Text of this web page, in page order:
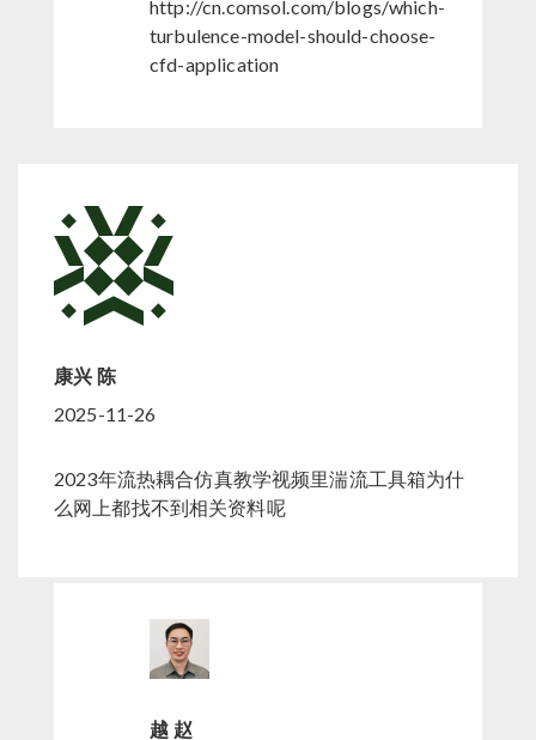
http://cn.comsol.com/blogs/which-
turbulence-model-should-choose-
cfd-application
康兴 陈
2025-11-26
2023年流热耦合仿真教学视频里湍流工具箱为什
么网上都找不到相关资料呢
越 赵